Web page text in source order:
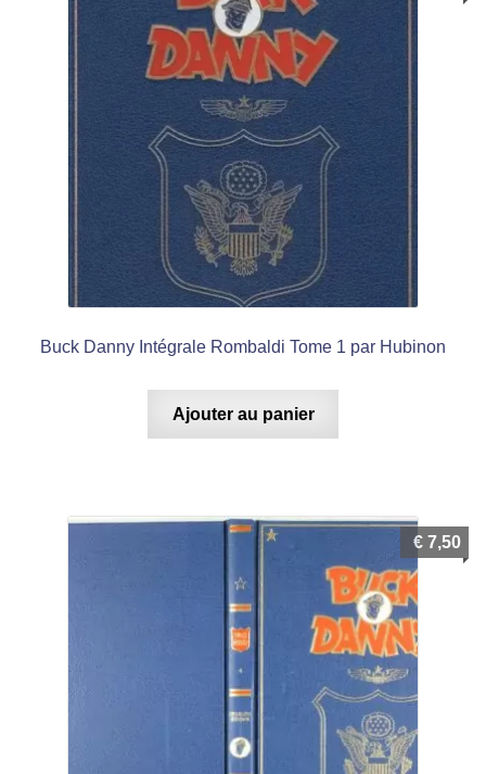
Buck Danny Intégrale Rombaldi Tome 1 par Hubinon
Ajouter au panier
€ 7,50